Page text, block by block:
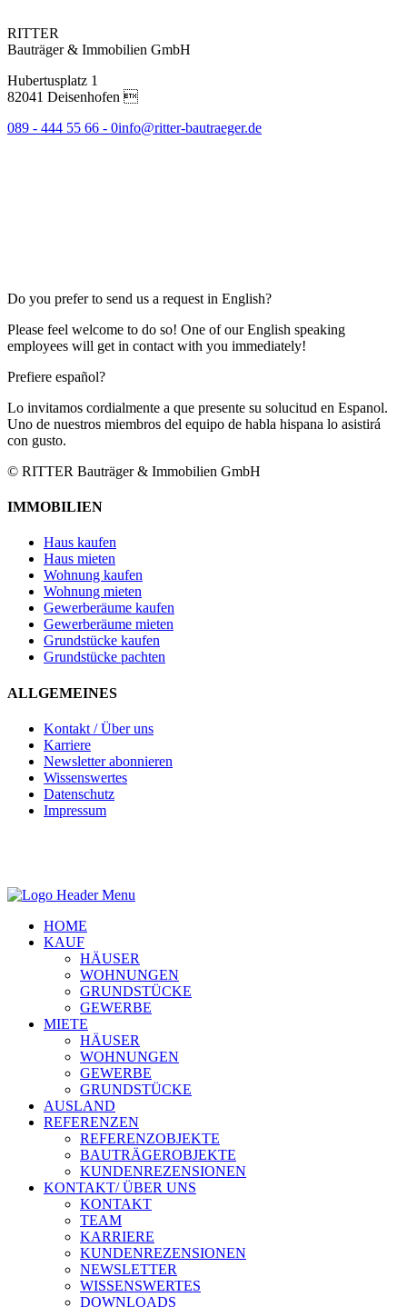
RITTER
Bauträger & Immobilien GmbH
Hubertusplatz 1
82041 Deisenhofen 
089 - 444 55 66 - 0info@ritter-bautraeger.de
Do you prefer to send us a request in English?
Please feel welcome to do so! One of our English speaking
employees will get in contact with you immediately!
Prefiere español?
Lo invitamos cordialmente a que presente su solucitud en Espanol.
Uno de nuestros miembros del equipo de habla hispana lo asistirá
con gusto.
© RITTER Bauträger & Immobilien GmbH
IMMOBILIEN
Haus kaufen
Haus mieten
Wohnung kaufen
Wohnung mieten
Gewerberäume kaufen
Gewerberäume mieten
Grundstücke kaufen
Grundstücke pachten
ALLGEMEINES
Kontakt / Über uns
Karriere
Newsletter abonnieren
Wissenswertes
Datenschutz
Impressum
HOME
KAUF
HÄUSER
WOHNUNGEN
GRUNDSTÜCKE
GEWERBE
MIETE
HÄUSER
WOHNUNGEN
GEWERBE
GRUNDSTÜCKE
AUSLAND
REFERENZEN
REFERENZOBJEKTE
BAUTRÄGEROBJEKTE
KUNDENREZENSIONEN
KONTAKT/ ÜBER UNS
KONTAKT
TEAM
KARRIERE
KUNDENREZENSIONEN
NEWSLETTER
WISSENSWERTES
DOWNLOADS